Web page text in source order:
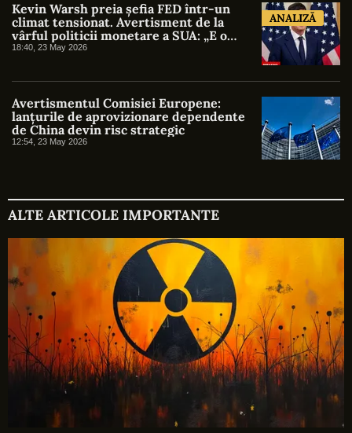
Kevin Warsh preia șefia FED într-un
climat tensionat. Avertisment de la
vârful politicii monetare a SUA: „E o
nebunie să vorbești despre reduceri de
18:40, 23 May 2026
ANALIZĂ
Avertismentul Comisiei Europene:
lanțurile de aprovizionare dependente
de China devin risc strategic
12:54, 23 May 2026
ALTE ARTICOLE IMPORTANTE